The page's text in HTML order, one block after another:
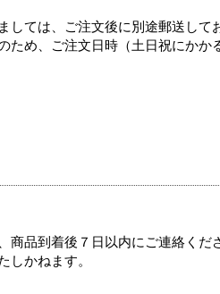
しては、ご注文後に別途郵送して
ため、ご注文日時（土日祝にか
商品到着後７日以内にご連絡く
しかねます。